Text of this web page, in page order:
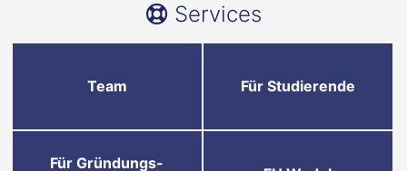
Services
Team Für Studierende
Für Gründungs-